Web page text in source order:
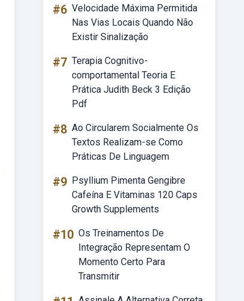
#6 Velocidade Máxima Permitida
Nas Vias Locais Quando Não
Existir Sinalização
#7 Terapia Cognitivo-
comportamental Teoria E
Prática Judith Beck 3 Edição
Pdf
#8 Ao Circularem Socialmente Os
Textos Realizam-se Como
Práticas De Linguagem
#9 Psyllium Pimenta Gengibre
Cafeína E Vitaminas 120 Caps
Growth Supplements
#10 Os Treinamentos De
Integração Representam O
Momento Certo Para
Transmitir